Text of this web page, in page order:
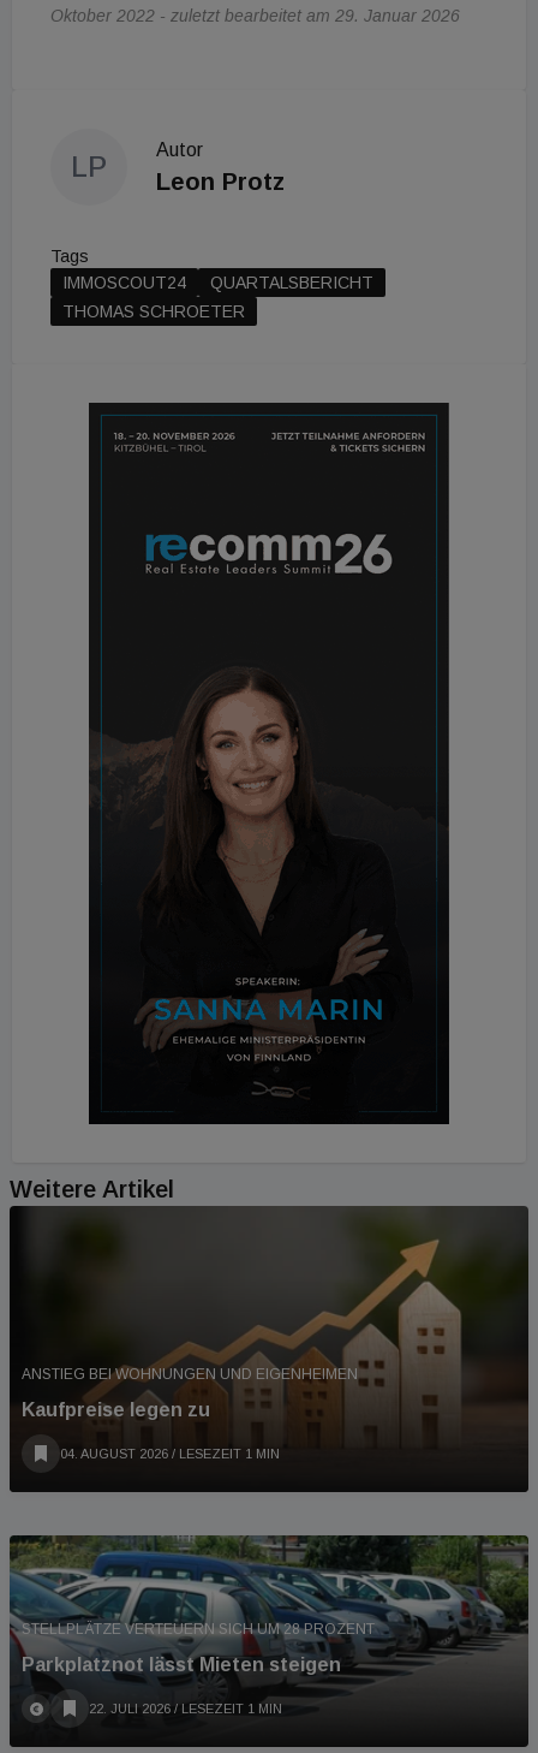
Oktober 2022 - zuletzt bearbeitet am 29. Januar 2026
LP
Autor
Leon Protz
Tags
IMMOSCOUT24
QUARTALSBERICHT
THOMAS SCHROETER
Weitere Artikel
ANSTIEG BEI WOHNUNGEN UND EIGENHEIMEN
Kaufpreise legen zu
04. AUGUST 2026 / LESEZEIT 1 MIN
STELLPLÄTZE VERTEUERN SICH UM 28 PROZENT
Parkplatznot lässt Mieten steigen
22. JULI 2026 / LESEZEIT 1 MIN